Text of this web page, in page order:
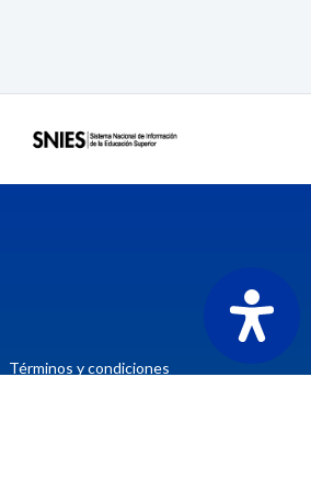
Términos y condiciones